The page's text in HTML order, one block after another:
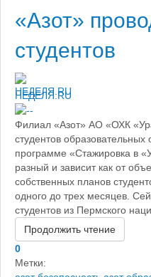
«Азот»
студентов
НЕДЕЛЯ.RU
Филиал «Азот» АО «ОХК
студентов образовательных
программе «Стажировка в
разный и зависит как от
собственных планов
одного до трех месяцев.
студентов из Пермского
Продолжить чтение
0
Метки: